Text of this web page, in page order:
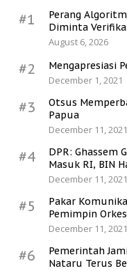
#1
Perang
Diminta
August 6, 2026
#2
Mengapresiasi
December 1, 2021
#3
Otsus
Papua
December 11, 2021
#4
DPR: Ghassem
Masuk RI, BIN
December 11, 2021
#5
Pakar
Pemimpin
December 11, 2021
#6
Pemerintah
Nataru Terus